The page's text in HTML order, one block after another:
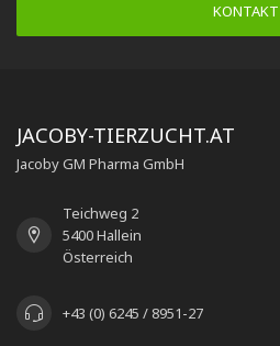
KONTAKT
JACOBY-TIERZUCHT.AT
Jacoby GM Pharma GmbH
Teichweg 2
5400 Hallein
Österreich
+43 (0) 6245 / 8951-27